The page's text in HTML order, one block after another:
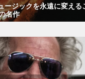
ージックを永遠に変える
名作